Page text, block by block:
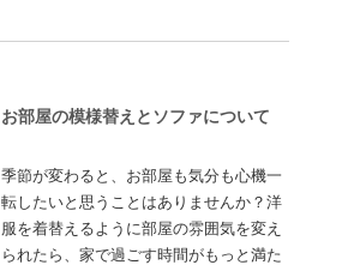
お部屋の模様替えとソファについて
季節が変わると、お部屋も気分も心機一
転したいと思うことはありませんか？洋
服を着替えるように部屋の雰囲気を変え
られたら、家で過ごす時間がもっと満た